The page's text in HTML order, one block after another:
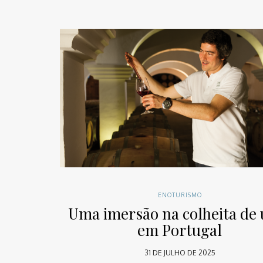
ENOTURISMO
Uma imersão na colheita de
em Portugal
31 DE JULHO DE 2025